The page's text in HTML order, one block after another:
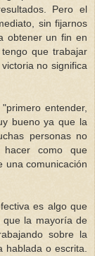
Pero el
sin fijarnos
obtener un fin en
que trabajar
no significa
entender,
bueno ya que la
personas no
como que
una comunicación
es algo que
que la mayoría de
sobre la
hablada o escrita.